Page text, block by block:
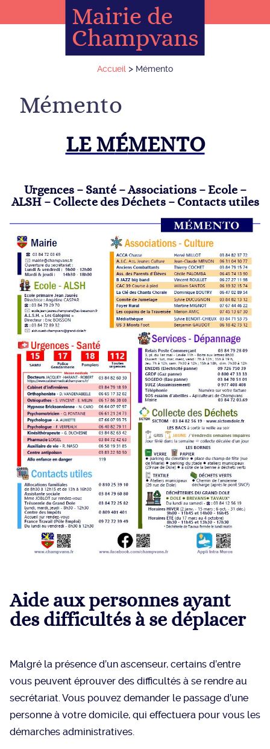
Mairie de
Champvans
Accueil > Mémento
Mémento
LE MÉMENTO
Urgences – Santé – Associations – Ecole –
ALSH – Collecte des Déchets – Contacts utiles
Aide aux personnes ayant
des difficultés à se déplacer
Malgré la présence d’un ascenseur, certains d’entre
vous peuvent éprouver des difficultés à se rendre au
secrétariat. Vous pouvez demander le passage d’une
personne à votre domicile, qui effectuera pour vous les
démarches administratives.